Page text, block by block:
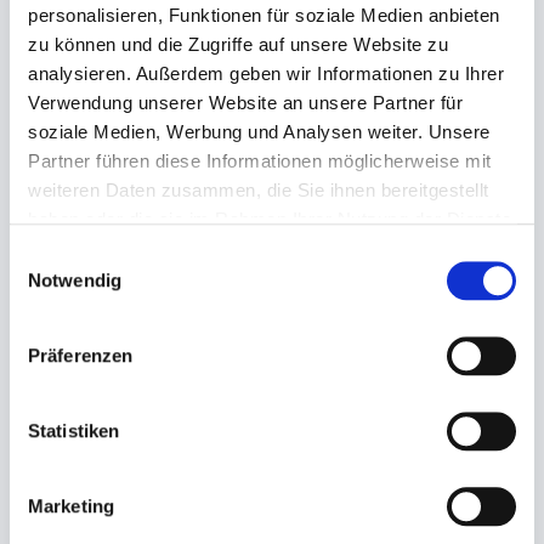
personalisieren, Funktionen für soziale Medien anbieten
zu können und die Zugriffe auf unsere Website zu
analysieren. Außerdem geben wir Informationen zu Ihrer
Verwendung unserer Website an unsere Partner für
soziale Medien, Werbung und Analysen weiter. Unsere
Partner führen diese Informationen möglicherweise mit
weiteren Daten zusammen, die Sie ihnen bereitgestellt
Notwendig
Präferenzen
Statistiken
Marketing
- Original DUNILIN Servietten
- Maße: 40x40cm
- 1/4 Falz (quadratisch)
- Farbe: granite grey
- sehr saugfähig
- zu 45 Stück folienverpackt, 12 Packungen im
verschiedenen Farben und Formaten zu günstigen
(Abb. ähnlich, ggf. ohne Dekoration, die Farben
können auf dem Bildschirm anders erscheinen als
das Produkt selber)